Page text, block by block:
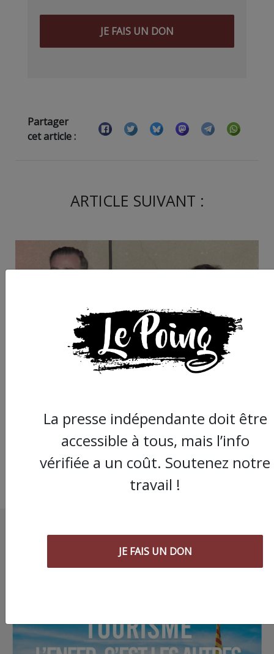
JE FAIS UN DON
Partager
cet article :
ARTICLE SUIVANT :
Montpellier : Jean-
Coronel de Boissezon
à la fac de droit
La presse indépendante doit être
accessible à tous, mais l’info
vérifiée a un coût. Soutenez notre
travail !
JE FAIS UN DON